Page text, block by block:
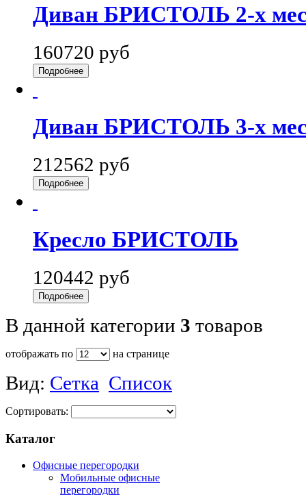
Диван БРИСТОЛЬ 2-х
160720 руб
Подробнее
Диван БРИСТОЛЬ 3-х
212562 руб
Подробнее
Кресло БРИСТОЛЬ
120442 руб
Подробнее
В данной категории 3 товаров
отображать по на странице
Вид: Сетка Список
Сортировать:
Каталог
Офисные перегородки
Мобильные офисные
перегородки